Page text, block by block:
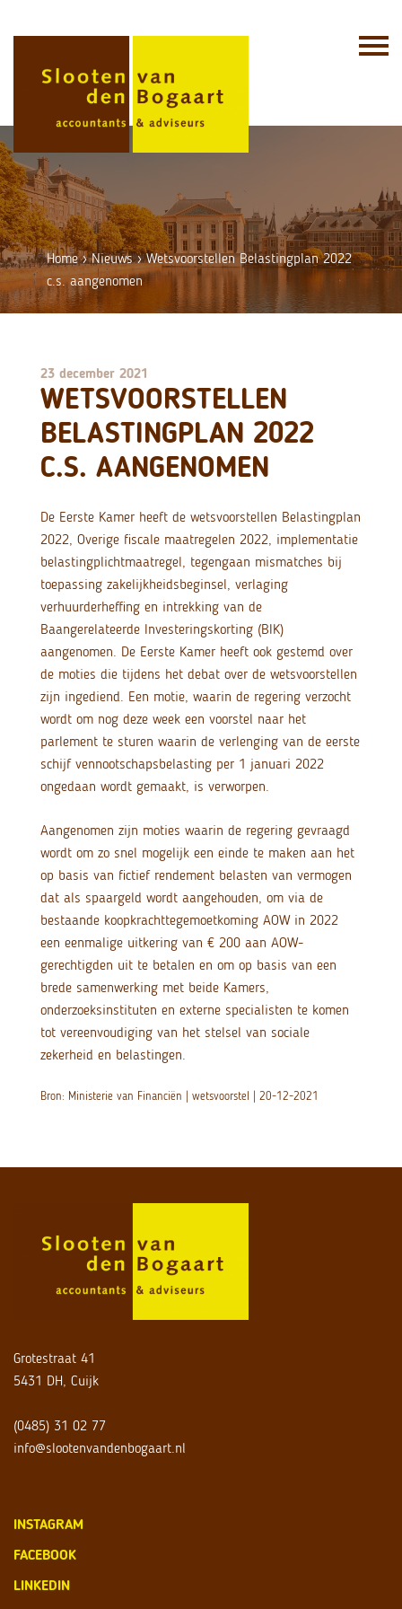
Home›Nieuws›Wetsvoorstellen Belastingplan 2022
c.s. aangenomen
23 december 2021
WETSVOORSTELLEN
BELASTINGPLAN 2022
C.S. AANGENOMEN
De Eerste Kamer heeft de wetsvoorstellen Belastingplan
2022, Overige fiscale maatregelen 2022, implementatie
belastingplichtmaatregel, tegengaan mismatches bij
toepassing zakelijkheidsbeginsel, verlaging
verhuurderheffing en intrekking van de
Baangerelateerde Investeringskorting (BIK)
aangenomen. De Eerste Kamer heeft ook gestemd over
de moties die tijdens het debat over de wetsvoorstellen
zijn ingediend. Een motie, waarin de regering verzocht
wordt om nog deze week een voorstel naar het
parlement te sturen waarin de verlenging van de eerste
schijf vennootschapsbelasting per 1 januari 2022
ongedaan wordt gemaakt, is verworpen.
Aangenomen zijn moties waarin de regering gevraagd
wordt om zo snel mogelijk een einde te maken aan het
op basis van fictief rendement belasten van vermogen
dat als spaargeld wordt aangehouden, om via de
bestaande koopkrachttegemoetkoming AOW in 2022
een eenmalige uitkering van € 200 aan AOW-
gerechtigden uit te betalen en om op basis van een
brede samenwerking met beide Kamers,
onderzoeksinstituten en externe specialisten te komen
tot vereenvoudiging van het stelsel van sociale
zekerheid en belastingen.
Bron: Ministerie van Financiën | wetsvoorstel | 20-12-2021
Grotestraat 41
5431 DH, Cuijk
(0485) 31 02 77
info@slootenvandenbogaart.nl
INSTAGRAM
FACEBOOK
LINKEDIN